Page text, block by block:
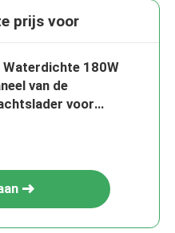
prijs voor
Waterdichte 180W
van de
voor